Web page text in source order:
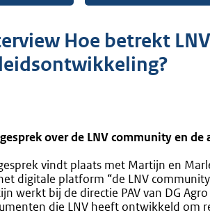
Hoe betrekt
over de LNV community en
vindt plaats met Martijn en
digitale platform “de LNV
werkt bij de directie PAV van DG
die LNV heeft ontwikkeld om